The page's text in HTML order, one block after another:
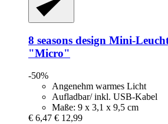
8 seasons design Mini-​
"Micro"
-50%
Angenehm warmes Licht
Aufladbar/ inkl. USB-Kabel
Maße: 9 x 3,1 x 9,5 cm
€ 6,47 € 12,99